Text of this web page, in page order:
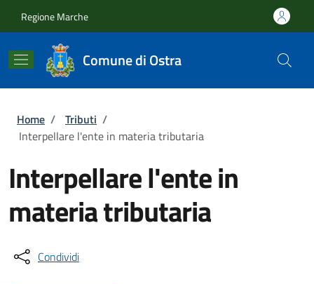
Regione Marche
Comune di Ostra
Briciole di pane
Home / Tributi /
Interpellare l'ente in materia tributaria
Interpellare l'ente in
materia tributaria
Condividi